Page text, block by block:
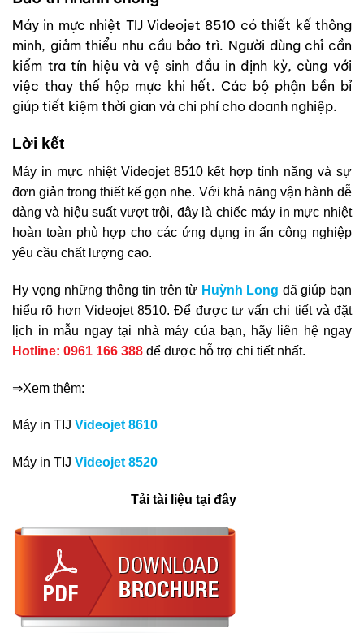
Máy in mực nhiệt TIJ Videojet 8510 có thiết kế thông
minh, giảm thiểu nhu cầu bảo trì. Người dùng chỉ cần
kiểm tra tín hiệu và vệ sinh đầu in định kỳ, cùng với
việc thay thế hộp mực khi hết. Các bộ phận bền bỉ
giúp tiết kiệm thời gian và chi phí cho doanh nghiệp.
Lời kết
Máy in mực nhiệt Videojet 8510 kết hợp tính năng và sự
đơn giản trong thiết kế gọn nhẹ. Với khả năng vận hành dễ
dàng và hiệu suất vượt trội, đây là chiếc máy in mực nhiệt
hoàn toàn phù hợp cho các ứng dụng in ấn công nghiệp
yêu cầu chất lượng cao.
Hy vọng những thông tin trên từ Huỳnh Long đã giúp bạn
hiểu rõ hơn Videojet 8510. Để được tư vấn chi tiết và đặt
lịch in mẫu ngay tại nhà máy của bạn, hãy liên hệ ngay
Hotline: 0961 166 388 để được hỗ trợ chi tiết nhất.
⇒Xem thêm:
Máy in TIJ Videojet 8610
Máy in TIJ Videojet 8520
Tải tài liệu tại đây